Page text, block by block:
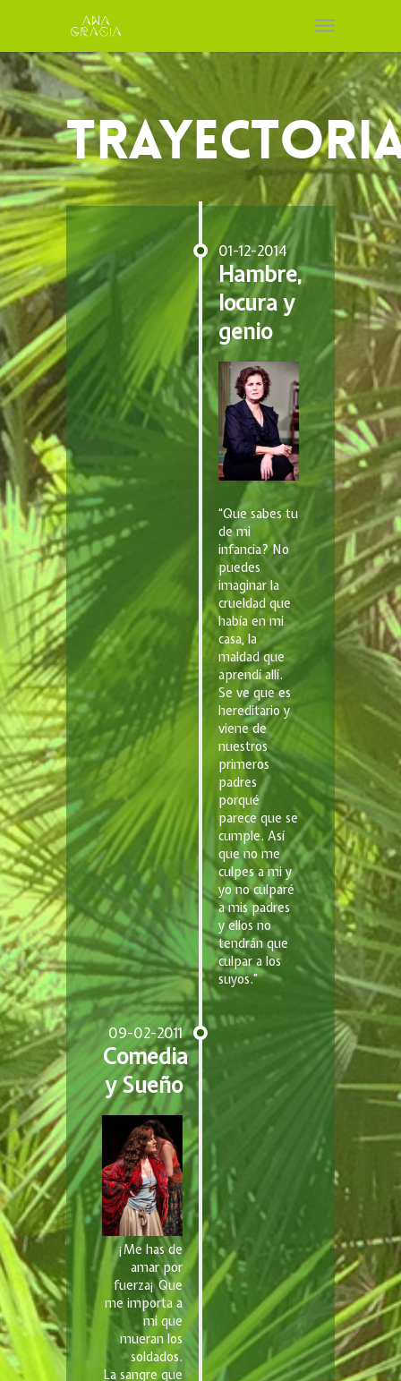
01-12-2014
Hambre,
locura y
genio
“Que sabes tu
de mi
infancia? No
puedes
imaginar la
crueldad que
había en mi
casa, la
maldad que
aprendí allí.
Se ve que es
hereditario y
viene de
nuestros
primeros
padres
porqué
parece que se
cumple. Así
que no me
culpes a mi y
yo no culparé
a mis padres
y ellos no
tendrán que
culpar a los
suyos.”
09-02-2011
Comedia
y Sueño
¡Me has de
amar por
fuerza¡ Que
me importa a
mi que
mueran los
soldados.
La sangre que